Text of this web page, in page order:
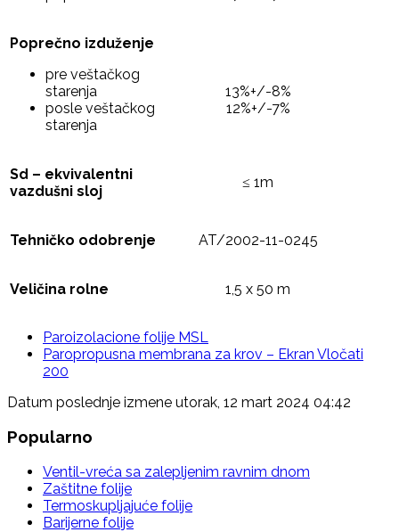
Poprečno izduženje
pre veštačkog
starenja
posle veštačkog
starenja
13%+/-8%
12%+/-7%
Sd – ekvivalentni
vazdušni sloj
≤ 1m
Tehničko odobrenje AT/2002-11-0245
Veličina rolne 1,5 x 50 m
Paroizolacione folije MSL
Paropropusna membrana za krov – Ekran Vločati
200
Datum poslednje izmene utorak, 12 mart 2024 04:42
Popularno
Ventil-vreća sa zalepljenim ravnim dnom
Zaštitne folije
Termoskupljajuće folije
Barijerne folije